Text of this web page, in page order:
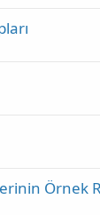
Örnek